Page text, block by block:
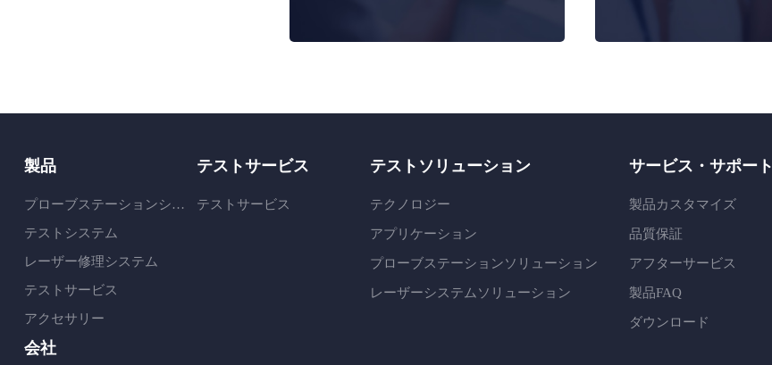
製品
プローブステーションシステム
テストシステム
レーザー修理システム
テストサービス
アクセサリー
テストサービス
テストサービス
テストソリューション
テクノロジー
アプリケーション
プローブステーションソリューション
レーザーシステムソリューション
サービス・サポート
製品カスタマイズ
品質保証
アフターサービス
製品FAQ
ダウンロード
会社